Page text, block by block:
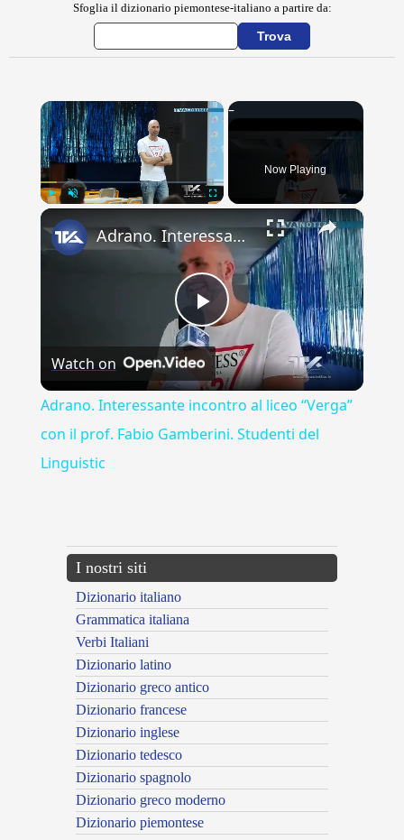
Sfoglia il dizionario piemontese-italiano a partire da:
×
Now Playing
×
Play
Video
Adrano. Interessante incontro al liceo “Verga” con il prof. Fabio Gamberini. Studenti del Linguistic
Watch on
Adrano. Interessante incontro al liceo “Verga”
con il prof. Fabio Gamberini. Studenti del
Linguistic
I nostri siti
Dizionario italiano
Grammatica italiana
Verbi Italiani
Dizionario latino
Dizionario greco antico
Dizionario francese
Dizionario inglese
Dizionario tedesco
Dizionario spagnolo
Dizionario greco moderno
Dizionario piemontese